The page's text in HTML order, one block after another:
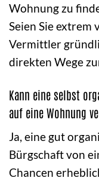
Wohnung zu
Seien Sie extrem
Vermittler
direkten Wege
Kann eine selbst
auf eine Wohnung
Ja, eine gut
Bürgschaft von
Chancen